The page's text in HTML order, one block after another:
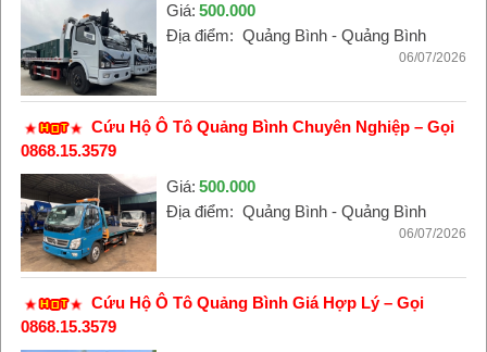
Giá: 500.000
Địa điểm: Quảng Bình - Quảng Bình
06/07/2026
Cứu Hộ Ô Tô Quảng Bình Chuyên Nghiệp – Gọi
0868.15.3579
Giá: 500.000
Địa điểm: Quảng Bình - Quảng Bình
06/07/2026
Cứu Hộ Ô Tô Quảng Bình Giá Hợp Lý – Gọi
0868.15.3579